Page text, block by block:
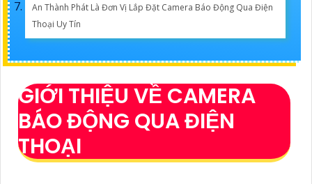
An Thành Phát Là Đơn Vị Lắp Đặt Camera Báo Động Qua Điện
Thoại Uy Tín
GIỚI THIỆU VỀ CAMERA
BÁO ĐỘNG QUA ĐIỆN
THOẠI